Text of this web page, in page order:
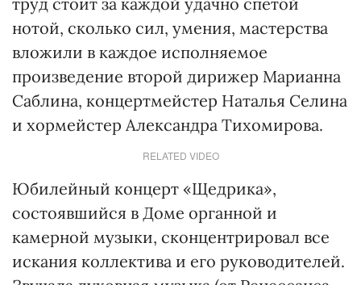
нотой, сколько сил, умения, мастерства
вложили в каждое исполняемое
произведение второй дирижер Марианна
Саблина, концертмейстер Наталья Селина
и хормейстер Александра Тихомирова.
RELATED VIDEO
Юбилейный концерт «Щедрика»,
состоявшийся в Доме органной и
камерной музыки, сконцентрировал все
искания коллектива и его руководителей.